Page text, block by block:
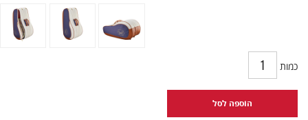
כמות
הוספה לסל